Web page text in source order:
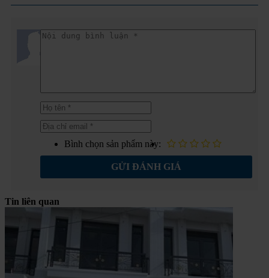
Bình chọn sản phẩm này:
GỬI ĐÁNH GIÁ
Tin liên quan